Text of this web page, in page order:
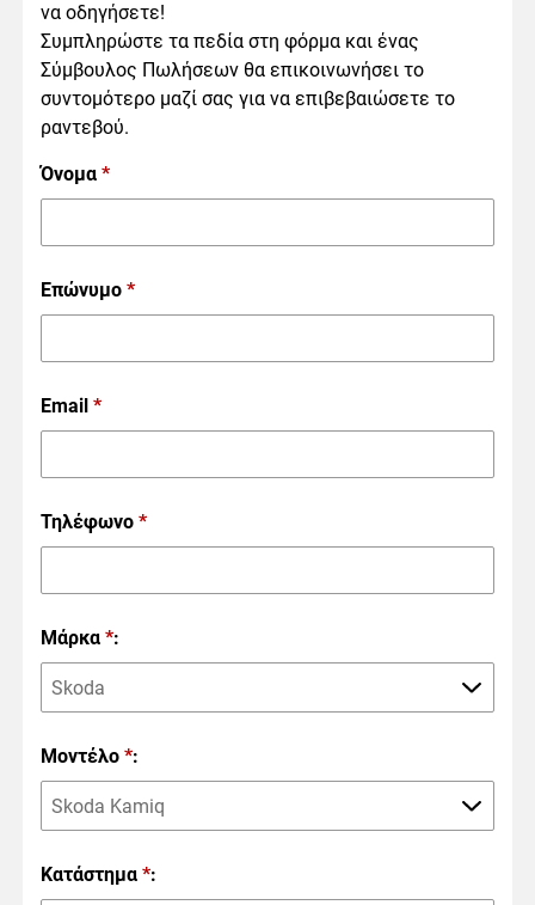
να οδηγήσετε!
Συμπληρώστε τα πεδία στη φόρμα και ένας
Σύμβουλος Πωλήσεων θα επικοινωνήσει το
συντομότερο μαζί σας για να επιβεβαιώσετε το
ραντεβού.
Όνομα *
Επώνυμο *
Email *
Τηλέφωνο *
Μάρκα *:
Skoda
Μοντέλο *:
Skoda Kamiq
Κατάστημα *: